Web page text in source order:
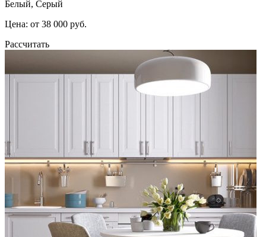
Белый, Серый
Цена: от 38 000 руб.
Рассчитать